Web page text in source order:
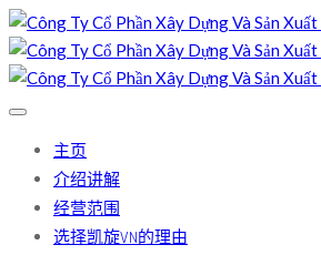
主页
介绍讲解
经营范围
选择凯旋VN的理由